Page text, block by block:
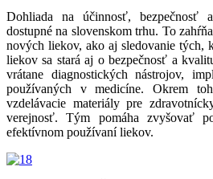
Dohliada na účinnosť, bezpečnosť
dostupné na slovenskom trhu. To
nových liekov, ako aj sledovanie tých,
liekov sa stará aj o bezpečnosť a
vrátane diagnostických nástrojov,
používaných v medicíne. Okrem
vzdelávacie materiály pre
verejnosť. Tým pomáha zvyšovať
efektívnom používaní liekov.